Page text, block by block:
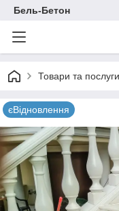
Бель-Бетон
Товари та послуги
єВідновлення